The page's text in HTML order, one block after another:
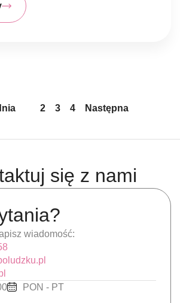
2 3 4 Następna
się z nami
wiadomość:
PON - PT